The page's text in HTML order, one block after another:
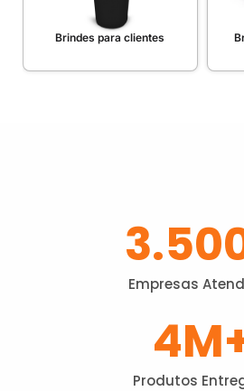
Brindes para clientes
Empresas
Produtos
4